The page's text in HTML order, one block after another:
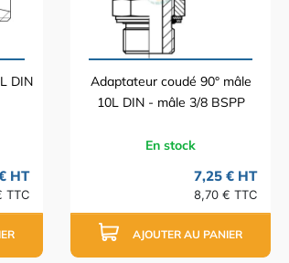
DIN
HT
TTC
Adaptateur coudé 90° mâle
10L DIN - mâle 3/8 BSPP
En stock
7,25 € HT
8,70 € TTC
AJOUTER AU PANIER